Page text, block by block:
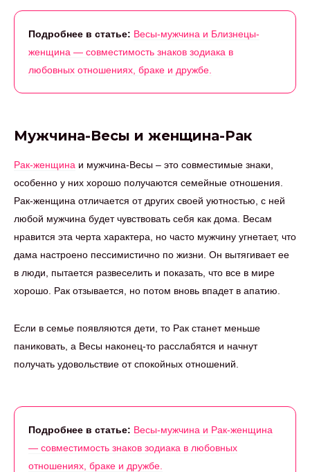
Подробнее в статье: Весы-мужчина и Близнецы-
женщина — совместимость знаков зодиака в
любовных отношениях, браке и дружбе.
Мужчина-Весы и женщина-Рак
Рак-женщина и мужчина-Весы – это совместимые знаки,
особенно у них хорошо получаются семейные отношения.
Рак-женщина отличается от других своей уютностью, с ней
любой мужчина будет чувствовать себя как дома. Весам
нравится эта черта характера, но часто мужчину угнетает, что
дама настроено пессимистично по жизни. Он вытягивает ее
в люди, пытается развеселить и показать, что все в мире
хорошо. Рак отзывается, но потом вновь впадет в апатию.
Если в семье появляются дети, то Рак станет меньше
паниковать, а Весы наконец-то расслабятся и начнут
получать удовольствие от спокойных отношений.
Подробнее в статье: Весы-мужчина и Рак-женщина
— совместимость знаков зодиака в любовных
отношениях, браке и дружбе.